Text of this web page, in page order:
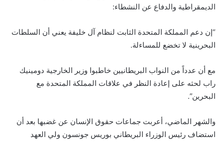
الديمقراطية والدفاع عن النشطاء:
“إن دعم المملكة المتحدة الثابت لنظام آل خليفة يعني أن السلطات
البحرينية لا تخضع للمساءلة.
مع أن عدداً من النواب البريطانيين خاطبوا وزير الخارجية دومينيك
راب لحثه على إعادة النظر في علاقات المملكة المتحدة مع
البحرين”.
والشهر الماضي، أعربت جماعات حقوق الإنسان عن غضبها بعد أن
استضاف رئيس الوزراء البريطاني بوريس جونسون ولي العهد